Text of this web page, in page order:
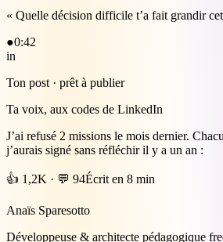
« Quelle décision difficile t’a fait grandir
●0:42
in
Ton post · prêt à publier
Ta voix, aux codes de LinkedIn
J’ai refusé 2 missions le mois dernier.
j’aurais signé sans réfléchir il y a un an :
👍 1,2K · 💬 94Écrit en 8 min
Anaïs Sparesotto
Développeuse & architecte pédagogique